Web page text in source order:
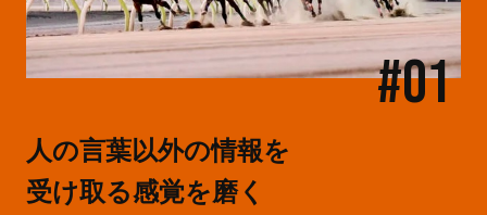
#01
人の言葉以外の情報を
受け取る感覚を磨く